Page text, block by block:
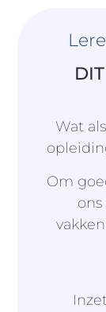
Wat
Om